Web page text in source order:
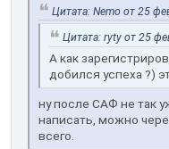
Цитата: Nemo от 25
Цитата: ryty от 25
А как
добился успеха ?)
ну после САФ не так
написать, можно
всего.